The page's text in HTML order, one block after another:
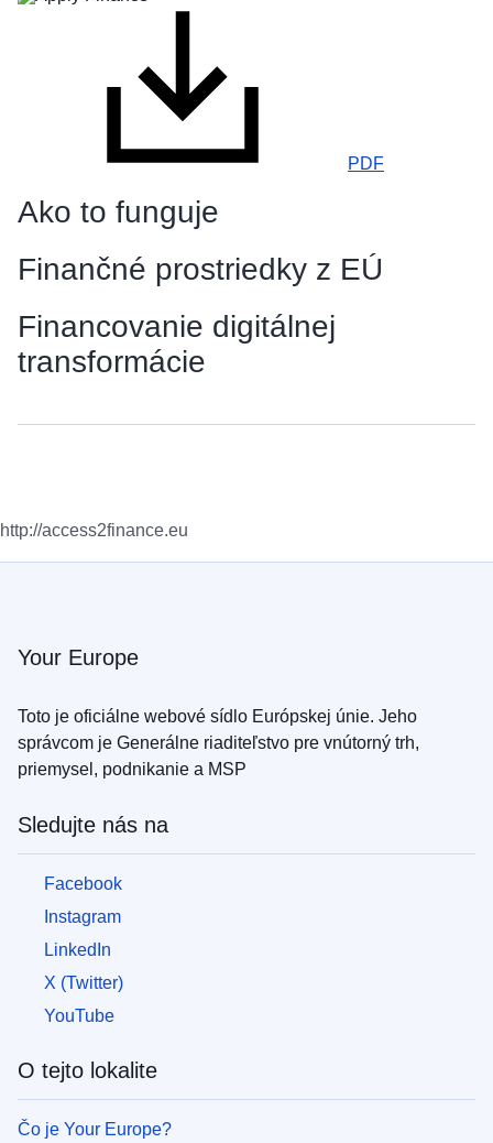
PDF
Ako to funguje
Finančné prostriedky z EÚ
Financovanie digitálnej
transformácie
http://access2finance.eu
Your Europe
Toto je oficiálne webové sídlo Európskej únie. Jeho
správcom je Generálne riaditeľstvo pre vnútorný trh,
priemysel, podnikanie a MSP
Sledujte nás na
Facebook
Instagram
LinkedIn
X (Twitter)
YouTube
O tejto lokalite
Čo je Your Europe?